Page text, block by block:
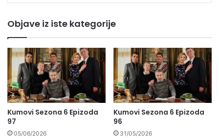
Objave iz iste kategorije
Kumovi Sezona 6 Epizoda
97
05/06/2026
Kumovi Sezona 6 Epizoda
96
31/05/2026